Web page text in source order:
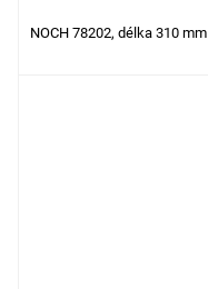
NOCH 78202, délka 310 mm